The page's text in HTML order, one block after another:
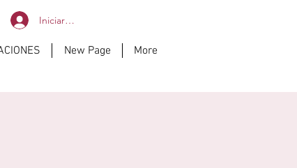
Iniciar sesión
New Page More